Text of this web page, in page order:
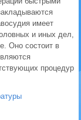
имеет
и иных дел,
Оно состоит в
процедур